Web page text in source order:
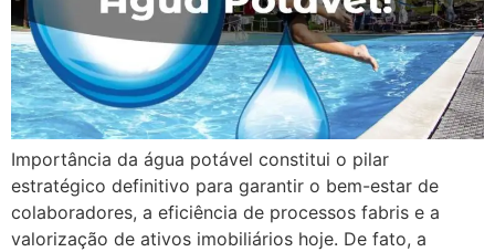
Importância da água potável constitui o pilar
estratégico definitivo para garantir o bem-estar de
colaboradores, a eficiência de processos fabris e a
valorização de ativos imobiliários hoje. De fato, a